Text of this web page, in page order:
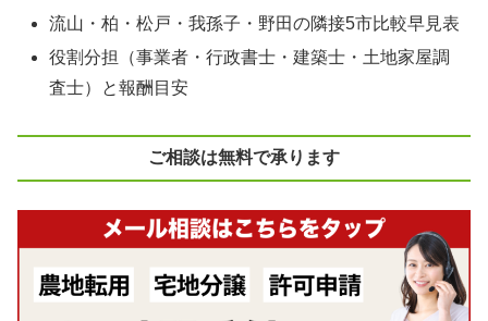
流山・柏・松戸・我孫子・野田の隣接5市比較早見表
役割分担（事業者・行政書士・建築士・土地家屋調
査士）と報酬目安
ご相談は無料で承ります